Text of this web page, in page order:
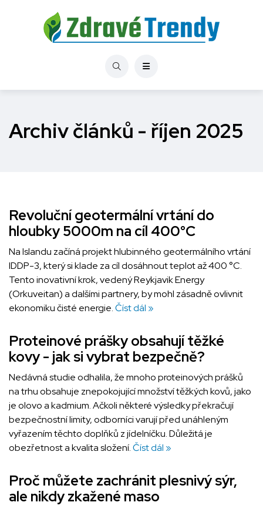
Archiv článků - říjen 2025
Revoluční geotermální vrtání do
hloubky 5000m na cíl 400°C
Na Islandu začíná projekt hlubinného geotermálního vrtání
IDDP-3, který si klade za cíl dosáhnout teplot až 400 °C.
Tento inovativní krok, vedený Reykjavik Energy
(Orkuveitan) a dalšími partnery, by mohl zásadně ovlivnit
ekonomiku čisté energie.Číst dál »
Proteinové prášky obsahují těžké
kovy - jak si vybrat bezpečně?
Nedávná studie odhalila, že mnoho proteinových prášků
na trhu obsahuje znepokojující množství těžkých kovů, jako
je olovo a kadmium. Ačkoli některé výsledky překračují
bezpečnostní limity, odborníci varují před unáhleným
vyřazením těchto doplňků z jídelníčku. Důležitá je
obezřetnost a kvalita složení.Číst dál »
Proč můžete zachránit plesnivý sýr,
ale nikdy zkažené maso